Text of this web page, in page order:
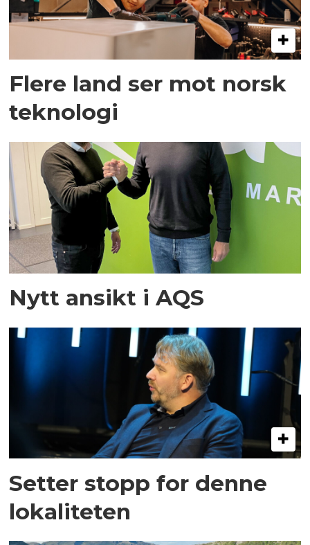
Flere land ser mot norsk
teknologi
Nytt ansikt i AQS
Setter stopp for denne
lokaliteten